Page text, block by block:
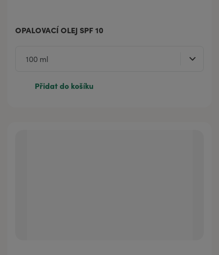
OPALOVACÍ OLEJ SPF 10
Přidat do košíku